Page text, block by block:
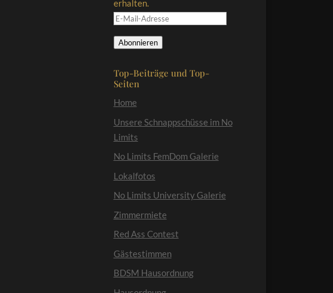
erhalten.
E-
Adresse
Abonnieren
Top-Beiträge und Top-
Seiten
Home
Unsere Schnappschüsse im No
Limits
No Limits FemDom Galerie
Lokalfotos
No Limits University Galerie
Zimmermiete
Red Ass Contest
Gästestimmen
BDSM Hausordnung